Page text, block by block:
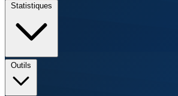
Statistiques
Outils